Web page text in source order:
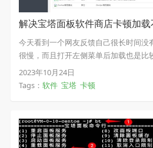
解决宝塔面板软件商店卡顿加
今天看到一个网友反馈自己很长时间没
很慢，而且打开左侧菜单后加载也是比
2023年10月24日
Tags： 软件 宝塔 卡顿